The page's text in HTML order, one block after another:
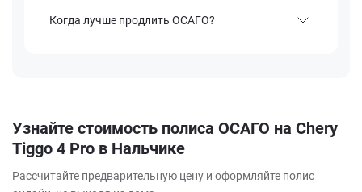
Когда лучше продлить ОСАГО?
Узнайте стоимость полиса ОСАГО на Chery
Tiggo 4 Pro в Нальчике
Рассчитайте предварительную цену и оформляйте полис